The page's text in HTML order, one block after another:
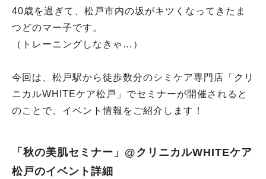
40歳を過ぎて、松戸市内の坂がキツくなってきたま
つどのマー子です。
（トレーニングしなきゃ…）
今回は、松戸駅から徒歩数分のシミケア専門店「クリ
ニカルWHITEケア松戸」でセミナーが開催されると
のことで、イベント情報をご紹介します！
「秋の美肌セミナー」@クリニカルWHITEケア
松戸のイベント詳細